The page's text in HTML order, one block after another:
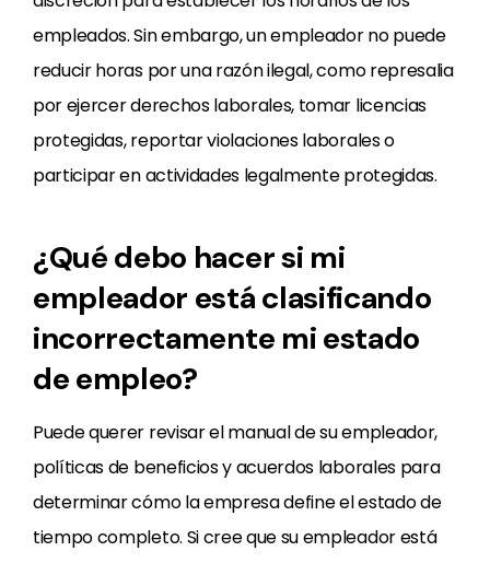
empleados. Sin embargo, un empleador no puede
reducir horas por una razón ilegal, como represalia
por ejercer derechos laborales, tomar licencias
protegidas, reportar violaciones laborales o
participar en actividades legalmente protegidas.
¿Qué debo hacer si mi
empleador está clasificando
incorrectamente mi estado
de empleo?
Puede querer revisar el manual de su empleador,
políticas de beneficios y acuerdos laborales para
determinar cómo la empresa define el estado de
tiempo completo. Si cree que su empleador está